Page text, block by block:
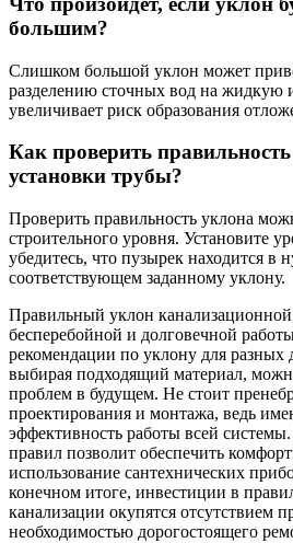
большим?
Слишком большой уклон может
разделению сточных вод на жидкую
увеличивает риск образования
Как проверить
установки трубы?
Проверить правильность уклона
строительного уровня. Установите
убедитесь, что пузырек находится
соответствующем заданному уклону.
Правильный уклон канализационной
бесперебойной и долговечной
рекомендации по уклону для разных
выбирая подходящий материал,
проблем в будущем. Не стоит
проектирования и монтажа, ведь
эффективность работы всей
правил позволит обеспечить
использование сантехнических
конечном итоге, инвестиции в
канализации окупятся отсутствием
необходимостью дорогостоящего